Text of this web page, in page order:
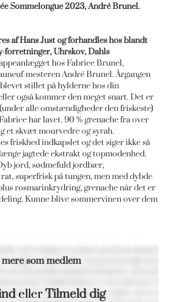
Sommelongue 2023, André Brunel.
af Hans Just og forhandles hos blandt
forretninger, Uhrskov, Dahls
hos Fabrice Brunel,
mesteren André Brunel. Årgangen
stillet på hylderne hos din
også kommer den meget snart. Det er
alle omstændigheder den friskeste)
har lavet. 90 % grenache fra over
et skvæt mourvedre og syrah.
friskhed indkapslet og det siger ikke så
jagtede ekstrakt og topmodenhed.
jord, sødmefuld jordbær,
superfrisk på tungen, men med dybde
rosmarinkrydring, grenache når det er
Kunne blive sommervinen over dem
som medlem
ellerTilmeld dig